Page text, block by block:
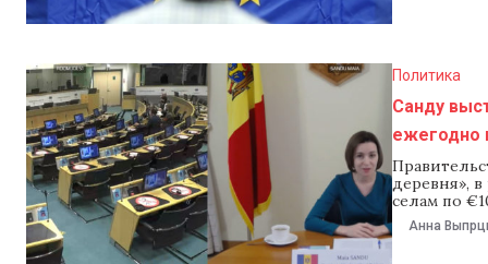
Политика
Санду
ежегодно
деревня»,
селам по
Санду,
стран
Анна